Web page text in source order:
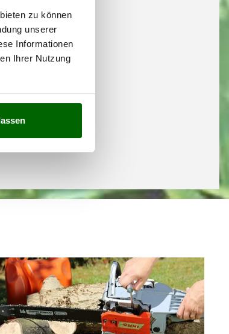
zu können
unserer
Informationen
Ihrer Nutzung